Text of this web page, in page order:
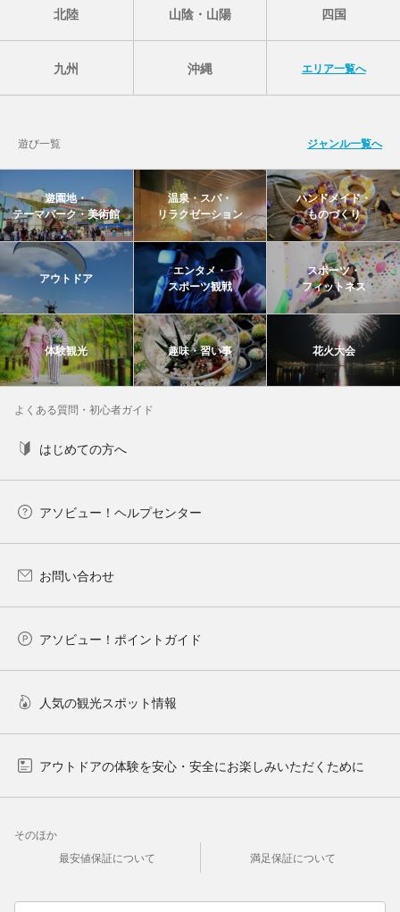
北陸 山陰・山陽 四国
九州 沖縄 エリア一覧へ
遊び一覧 ジャンル一覧へ
遊園地・
テーマパーク・美術館
温泉・スパ・
リラクゼーション
ハンドメイド・
ものづくり
アウトドア
エンタメ・
スポーツ観戦
スポーツ・
フィットネス
体験観光 趣味・習い事 花火大会
よくある質問・初心者ガイド
はじめての方へ
アソビュー！ヘルプセンター
お問い合わせ
アソビュー！ポイントガイド
人気の観光スポット情報
アウトドアの体験を安心・安全にお楽しみいただくために
そのほか
最安値保証について
満足保証について